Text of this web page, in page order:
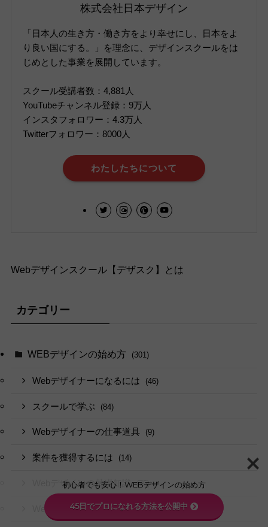
株式会社日本デザイン
「日本人の生き方・働き方をより幸せにし、日本をよ
り良い国にする。」を理念に、デザインスクールをは
じめとした事業を展開しています。
スクール受講者数：4,881人
YouTubeチャンネル登録：9万人
インスタフォロワー：4.3万人
Twitterフォロワー：8000人
わたしたちについて
Webデザインスクール【デザスク】とは
カテゴリー
WEBデザインの始め方 (301)
Webデザイナーになるには (46)
スクールで学ぶ (84)
Webデザイナーの仕事道具 (9)
案件を獲得するには (14)
Webデザインの基礎知識 (75)
Webデザイナーとは (29)
初心者でも安心！WEBデザインの始め方
45日でプロになれる方法を公開中